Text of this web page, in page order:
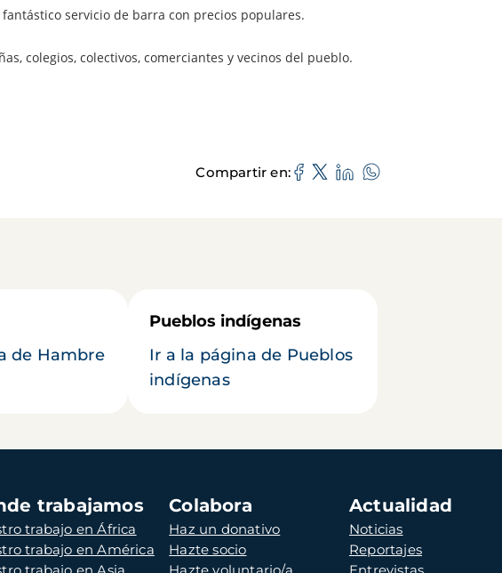
servicio de barra con precios populares.
colegios, colectivos, comerciantes y vecinos del pueblo.
Compartir en
de Hambre
Pueblos indígenas
Ir a la página de Pueblos
indígenas
trabajamos
trabajo en África
trabajo en América
Colabora
Haz un donativo
Hazte socio
Actualidad
Noticias
Reportajes